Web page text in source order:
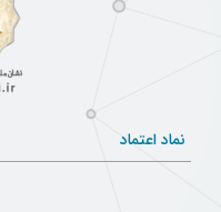
نماد اعتماد